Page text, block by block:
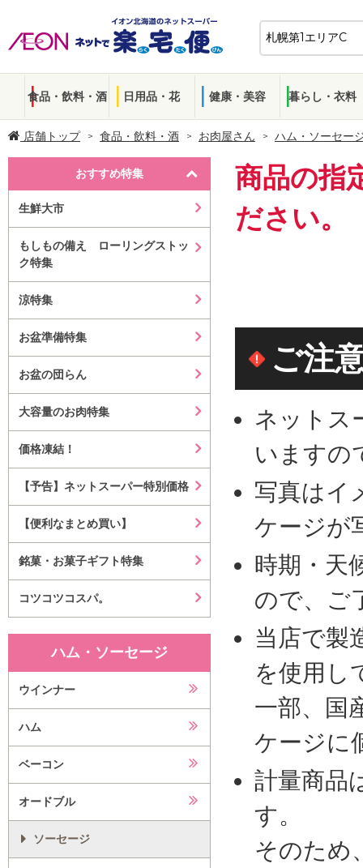
食品・飲料・酒 日用品・花 健康・美容 暮らし・衣料
店舗トップ 食品・飲料・酒 お肉屋さん ハム・ソーセー
おすすめ特集
生鮮大市
もしもの備え ローリングストッ
ク特集
涼特集
お盆準備特集
お盆の団らん
大容量のお肉特集
価格凍結！
【予告】ネットスーパー特別価格
【便利なまとめ買い】
銘菓・お菓子ギフト特集
コツコツコスパ。
ハム・ソーセージ
ウインナー
ハム
ベーコン
オードブル
ソーセージ
商品の指
ださい。
ご注
ネットス
いますの
写真はイ
ケージが
時期・天
ので、ご
当店で製
を使用し
一部、国
ケージに
計量商品
す。
そのため